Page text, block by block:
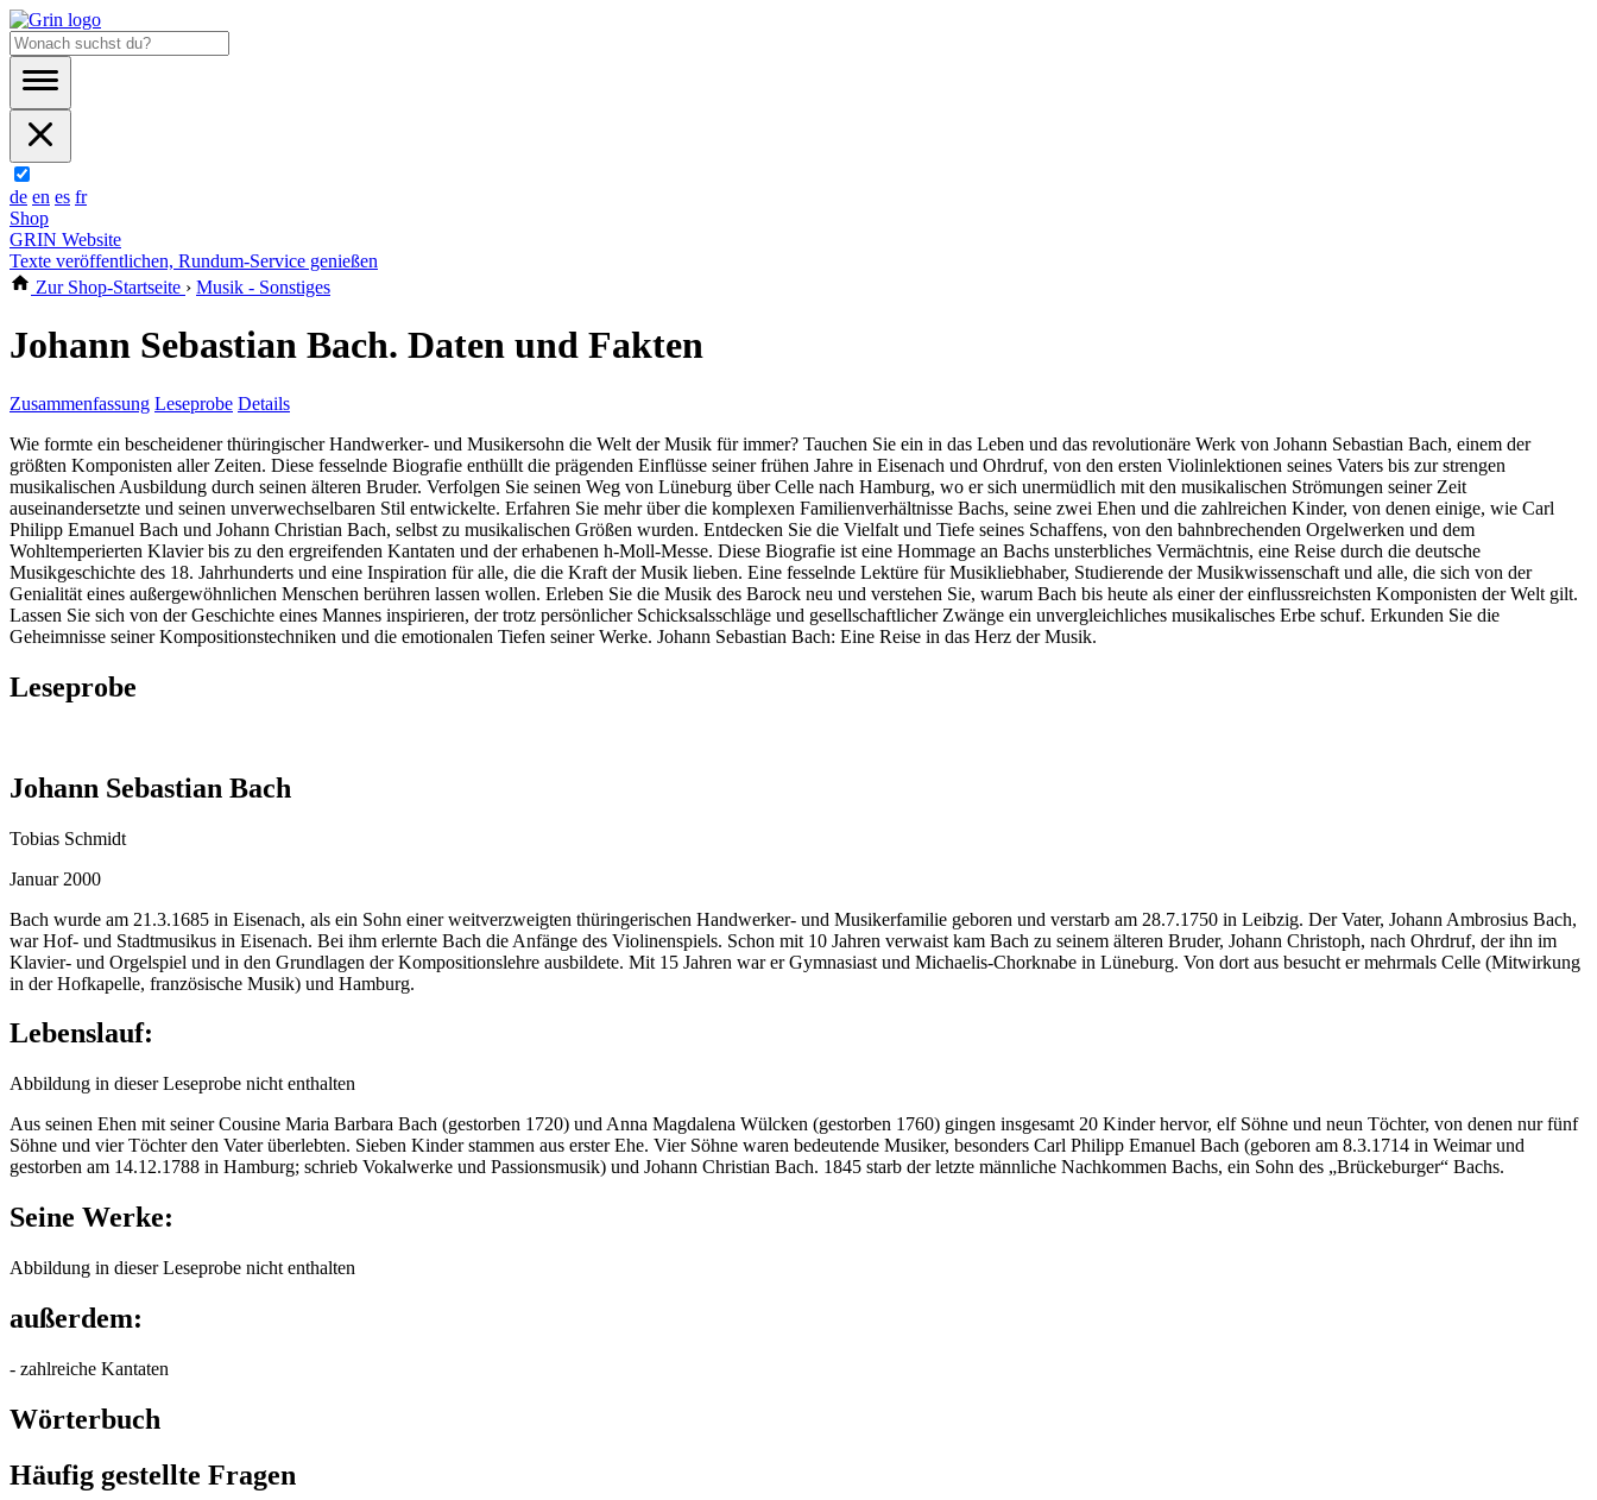
de en es fr
Shop
GRIN Website
Texte veröffentlichen, Rundum-Service genießen
Zur Shop-Startseite › Musik - Sonstiges
Johann Sebastian Bach. Daten und Fakten
Zusammenfassung Leseprobe Details
Wie formte ein bescheidener thüringischer Handwerker- und Musikersohn die Welt der Musik für immer? Tauchen Sie ein in das Leben und das revolutionäre Werk von Johann Sebastian Bach, einem der
größten Komponisten aller Zeiten. Diese fesselnde Biografie enthüllt die prägenden Einflüsse seiner frühen Jahre in Eisenach und Ohrdruf, von den ersten Violinlektionen seines Vaters bis zur strengen
musikalischen Ausbildung durch seinen älteren Bruder. Verfolgen Sie seinen Weg von Lüneburg über Celle nach Hamburg, wo er sich unermüdlich mit den musikalischen Strömungen seiner Zeit
auseinandersetzte und seinen unverwechselbaren Stil entwickelte. Erfahren Sie mehr über die komplexen Familienverhältnisse Bachs, seine zwei Ehen und die zahlreichen Kinder, von denen einige, wie Carl
Philipp Emanuel Bach und Johann Christian Bach, selbst zu musikalischen Größen wurden. Entdecken Sie die Vielfalt und Tiefe seines Schaffens, von den bahnbrechenden Orgelwerken und dem
Wohltemperierten Klavier bis zu den ergreifenden Kantaten und der erhabenen h-Moll-Messe. Diese Biografie ist eine Hommage an Bachs unsterbliches Vermächtnis, eine Reise durch die deutsche
Musikgeschichte des 18. Jahrhunderts und eine Inspiration für alle, die die Kraft der Musik lieben. Eine fesselnde Lektüre für Musikliebhaber, Studierende der Musikwissenschaft und alle, die sich von der
Genialität eines außergewöhnlichen Menschen berühren lassen wollen. Erleben Sie die Musik des Barock neu und verstehen Sie, warum Bach bis heute als einer der einflussreichsten Komponisten der Welt gilt.
Lassen Sie sich von der Geschichte eines Mannes inspirieren, der trotz persönlicher Schicksalsschläge und gesellschaftlicher Zwänge ein unvergleichliches musikalisches Erbe schuf. Erkunden Sie die
Geheimnisse seiner Kompositionstechniken und die emotionalen Tiefen seiner Werke. Johann Sebastian Bach: Eine Reise in das Herz der Musik.
Leseprobe
Johann Sebastian Bach
Tobias Schmidt
Januar 2000
Bach wurde am 21.3.1685 in Eisenach, als ein Sohn einer weitverzweigten thüringerischen Handwerker- und Musikerfamilie geboren und verstarb am 28.7.1750 in Leibzig. Der Vater, Johann Ambrosius Bach,
war Hof- und Stadtmusikus in Eisenach. Bei ihm erlernte Bach die Anfänge des Violinenspiels. Schon mit 10 Jahren verwaist kam Bach zu seinem älteren Bruder, Johann Christoph, nach Ohrdruf, der ihn im
Klavier- und Orgelspiel und in den Grundlagen der Kompositionslehre ausbildete. Mit 15 Jahren war er Gymnasiast und Michaelis-Chorknabe in Lüneburg. Von dort aus besucht er mehrmals Celle (Mitwirkung
in der Hofkapelle, französische Musik) und Hamburg.
Lebenslauf:
Abbildung in dieser Leseprobe nicht enthalten
Aus seinen Ehen mit seiner Cousine Maria Barbara Bach (gestorben 1720) und Anna Magdalena Wülcken (gestorben 1760) gingen insgesamt 20 Kinder hervor, elf Söhne und neun Töchter, von denen nur fünf
Söhne und vier Töchter den Vater überlebten. Sieben Kinder stammen aus erster Ehe. Vier Söhne waren bedeutende Musiker, besonders Carl Philipp Emanuel Bach (geboren am 8.3.1714 in Weimar und
gestorben am 14.12.1788 in Hamburg; schrieb Vokalwerke und Passionsmusik) und Johann Christian Bach. 1845 starb der letzte männliche Nachkommen Bachs, ein Sohn des „Brückeburger“ Bachs.
Seine Werke:
Abbildung in dieser Leseprobe nicht enthalten
außerdem:
- zahlreiche Kantaten
Wörterbuch
Häufig gestellte Fragen